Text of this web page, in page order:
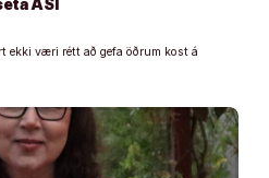
ASÍ
ekki væri rétt að gefa öðrum kost á